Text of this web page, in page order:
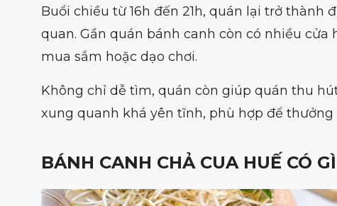
Buổi chiều từ 16h đến 21h, quán lại trở
quan. Gần quán bánh canh còn có nhiều
mua sắm hoặc dạo chơi.
Không chỉ dễ tìm, quán còn giúp quán thu
xung quanh khá yên tĩnh, phù hợp để
BÁNH CANH CHẢ CUA HUẾ CÓ